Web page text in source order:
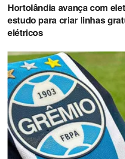
Hortolândia avança com
estudo para criar linhas
elétricos